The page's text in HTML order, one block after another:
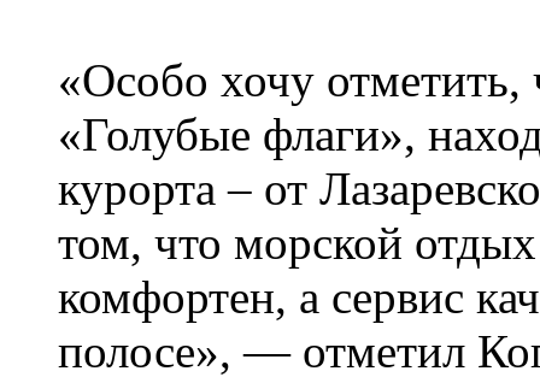
«Особо хочу
«Голубые флаги»,
курорта – от
том, что морской
комфортен, а сервис
полосе», — отметил